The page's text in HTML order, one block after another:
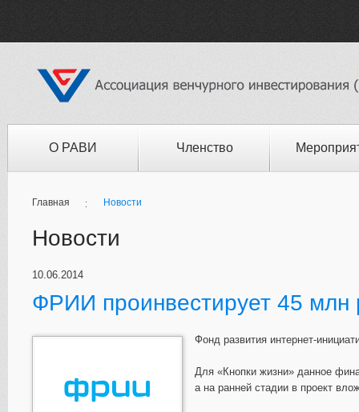
О РАВИ Членство
Главная Новости
Новости
10.06.2014
ФРИИ проинвестирует 45 млн
Фонд развития интернет-
Для «Кнопки жизни» данное
а на ранней стадии в проект